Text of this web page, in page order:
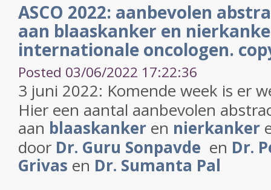
ASCO 2022: aanbevolen
aan blaaskanker en
internationale oncologen.
Posted 03/06/2022 17:22:36
3 juni 2022: Komende week is er
Hier een aantal aanbevolen
aan blaaskanker en nierkanker
door Dr. Guru Sonpavde en Dr.
Grivas en Dr. Sumanta Pal